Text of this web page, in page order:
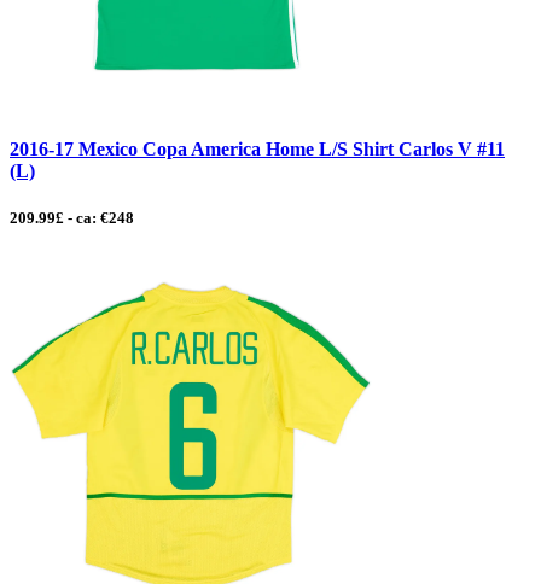
2016-17 Mexico Copa America Home L/S Shirt Carlos V #11
(L)
209.99£ - ca: €248